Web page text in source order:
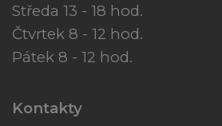
Středa 13 - 18 hod.
Čtvrtek 8 - 12 hod.
Pátek 8 - 12 hod.
Kontakty